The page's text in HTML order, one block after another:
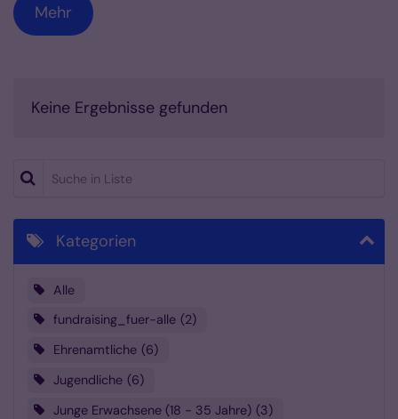
Mehr
Keine Ergebnisse gefunden
Suche in Liste
Kategorien
Alle
fundraising_fuer-alle
2
Ehrenamtliche 6
Jugendliche 6
Junge Erwachsene (18 - 35 Jahre) 3